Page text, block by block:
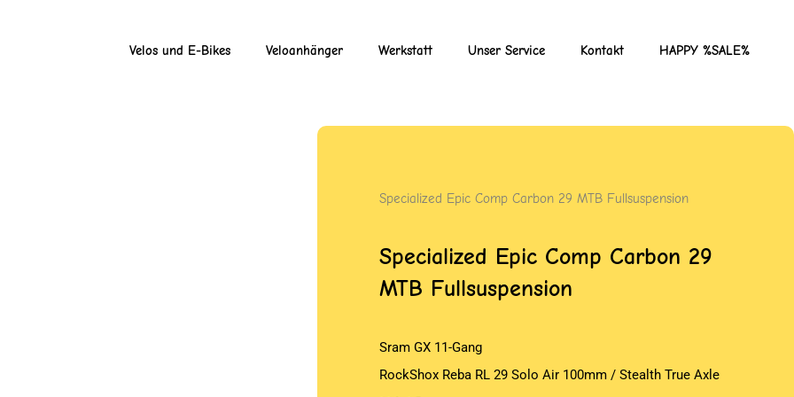
Velos und E-Bikes Veloanhänger Werkstatt Unser Service Kontakt HAPPY %SALE%
Specialized Epic Comp Carbon 29 MTB Fullsuspension
Specialized Epic Comp Carbon 29
MTB Fullsuspension
Sram GX 11-Gang
RockShox Reba RL 29 Solo Air 100mm / Stealth True Axle